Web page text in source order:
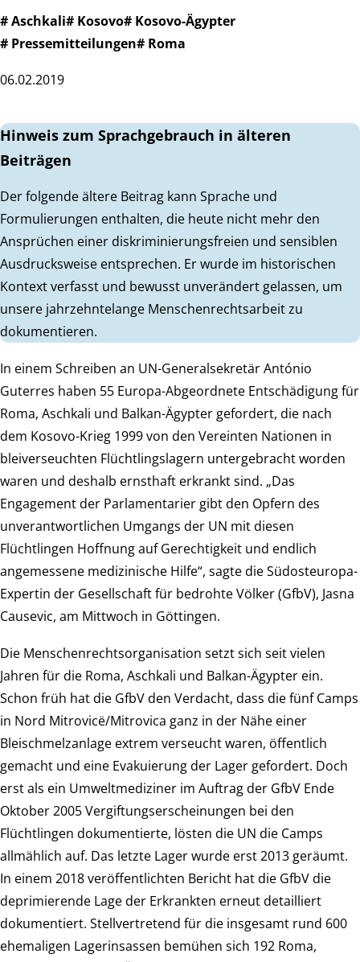
# Aschkali# Kosovo# Kosovo-Ägypter
# Pressemitteilungen# Roma
06.02.2019
Hinweis zum Sprachgebrauch in älteren
Beiträgen
Der folgende ältere Beitrag kann Sprache und
Formulierungen enthalten, die heute nicht mehr den
Ansprüchen einer diskriminierungsfreien und sensiblen
Ausdrucksweise entsprechen. Er wurde im historischen
Kontext verfasst und bewusst unverändert gelassen, um
unsere jahrzehntelange Menschenrechtsarbeit zu
dokumentieren.
In einem Schreiben an UN-Generalsekretär António
Guterres haben 55 Europa-Abgeordnete Entschädigung für
Roma, Aschkali und Balkan-Ägypter gefordert, die nach
dem Kosovo-Krieg 1999 von den Vereinten Nationen in
bleiverseuchten Flüchtlingslagern untergebracht worden
waren und deshalb ernsthaft erkrankt sind. „Das
Engagement der Parlamentarier gibt den Opfern des
unverantwortlichen Umgangs der UN mit diesen
Flüchtlingen Hoffnung auf Gerechtigkeit und endlich
angemessene medizinische Hilfe“, sagte die Südosteuropa-
Expertin der Gesellschaft für bedrohte Völker (GfbV), Jasna
Causevic, am Mittwoch in Göttingen.
Die Menschenrechtsorganisation setzt sich seit vielen
Jahren für die Roma, Aschkali und Balkan-Ägypter ein.
Schon früh hat die GfbV den Verdacht, dass die fünf Camps
in Nord Mitrovicë/Mitrovica ganz in der Nähe einer
Bleischmelzanlage extrem verseucht waren, öffentlich
gemacht und eine Evakuierung der Lager gefordert. Doch
erst als ein Umweltmediziner im Auftrag der GfbV Ende
Oktober 2005 Vergiftungserscheinungen bei den
Flüchtlingen dokumentierte, lösten die UN die Camps
allmählich auf. Das letzte Lager wurde erst 2013 geräumt.
In einem 2018 veröffentlichten Bericht hat die GfbV die
deprimierende Lage der Erkrankten erneut detailliert
dokumentiert. Stellvertretend für die insgesamt rund 600
ehemaligen Lagerinsassen bemühen sich 192 Roma,